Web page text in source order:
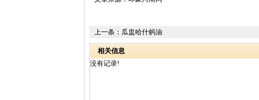
上一条： 瓜盅哈什蚂油
相关信息
没有记录!